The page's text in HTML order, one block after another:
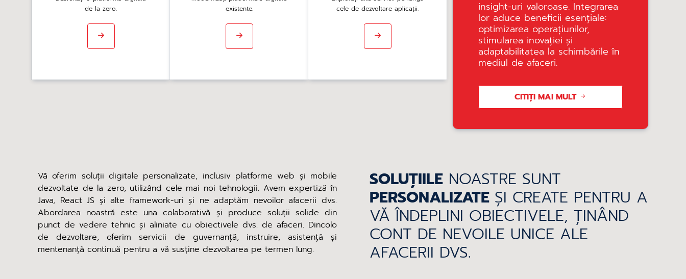
de la zero.
existente.
cele de dezvoltare aplicații.
insight-uri valoroase. Integrarea
lor aduce beneficii esențiale:
optimizarea operațiunilor,
stimularea inovației și
adaptabilitatea la schimbările în
mediul de afaceri.
CITIȚI MAI MULT
Vă oferim soluții digitale personalizate, inclusiv platforme web și mobile
dezvoltate de la zero, utilizând cele mai noi tehnologii. Avem expertiză în
Java, React JS și alte framework-uri și ne adaptăm nevoilor afacerii dvs.
Abordarea noastră este una colaborativă și produce soluții solide din
punct de vedere tehnic și aliniate cu obiectivele dvs. de afaceri. Dincolo
de dezvoltare, oferim servicii de guvernanță, instruire, asistență și
mentenanță continuă pentru a vă susține dezvoltarea pe termen lung.
SOLUȚIILE NOASTRE SUNT
PERSONALIZATE ȘI CREATE PENTRU A
VĂ ÎNDEPLINI OBIECTIVELE, ȚINÂND
CONT DE NEVOILE UNICE ALE
AFACERII DVS.